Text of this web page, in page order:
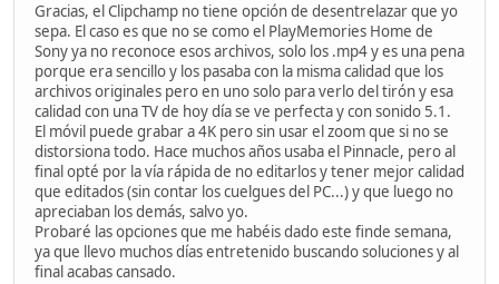
Gracias, el Clipchamp no tiene opción de desentrelazar que yo
sepa. El caso es que no se como el PlayMemories Home de
Sony ya no reconoce esos archivos, solo los .mp4 y es una pena
porque era sencillo y los pasaba con la misma calidad que los
archivos originales pero en uno solo para verlo del tirón y esa
calidad con una TV de hoy día se ve perfecta y con sonido 5.1.
El móvil puede grabar a 4K pero sin usar el zoom que si no se
distorsiona todo. Hace muchos años usaba el Pinnacle, pero al
final opté por la vía rápida de no editarlos y tener mejor calidad
que editados (sin contar los cuelgues del PC...) y que luego no
apreciaban los demás, salvo yo.
Probaré las opciones que me habéis dado este finde semana,
ya que llevo muchos días entretenido buscando soluciones y al
final acabas cansado.